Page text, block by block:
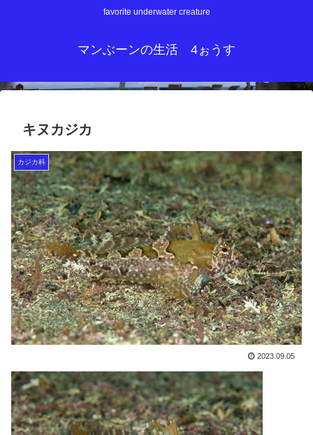
favorite underwater creature
マンぶーンの生活 4ぉうす
キヌカジカ
カジカ科
2023.09.05